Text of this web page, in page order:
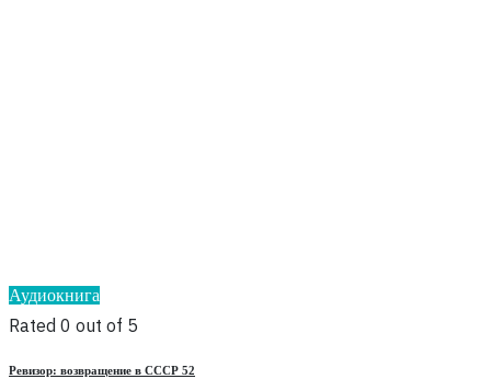
Аудиокнига
Rated 0 out of 5
Ревизор: возвращение в СССР 52